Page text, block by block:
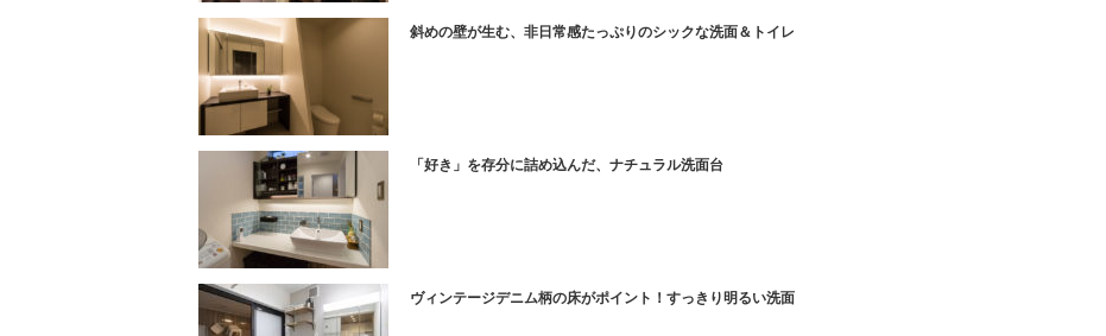
斜めの壁が生む、非日常感たっぷりのシックな洗面＆トイレ
「好き」を存分に詰め込んだ、ナチュラル洗面台
ヴィンテージデニム柄の床がポイント！すっきり明るい洗面